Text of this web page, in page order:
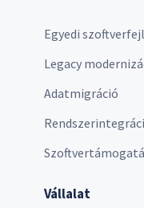
Egyedi
Legacy
Adatmigráció
Vállalat